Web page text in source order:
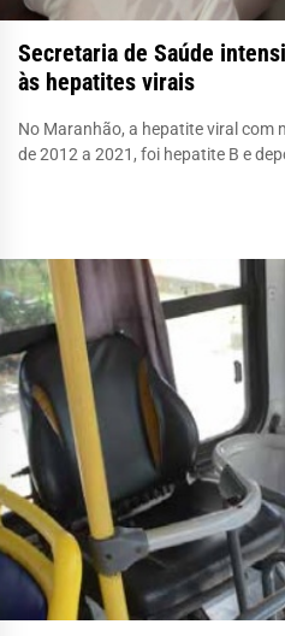
Secretaria de Saúde
às hepatites virais
No Maranhão, a hepatite viral com
de 2012 a 2021, foi hepatite B e